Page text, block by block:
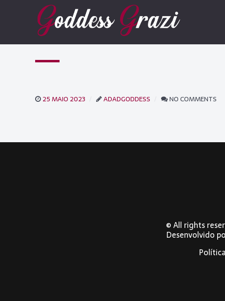
25 MAIO 2023 ADADGODDESS NO COMMENTS
© All rights
Desenvolvido